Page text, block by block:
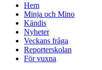
Hem
Minja och Mino
Kändis
Nyheter
Veckans fråga
Reporterskolan
För vuxna